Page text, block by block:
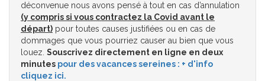
déconvenue nous avons pensé à tout en cas d’annulation
(y compris si vous contractez la Covid avant le
départ) pour toutes causes justifiées ou en cas de
dommages que vous pourriez causer au bien que vous
louez. Souscrivez directement en ligne en deux
minutes pour des vacances sereines : + d'info
cliquez ici.